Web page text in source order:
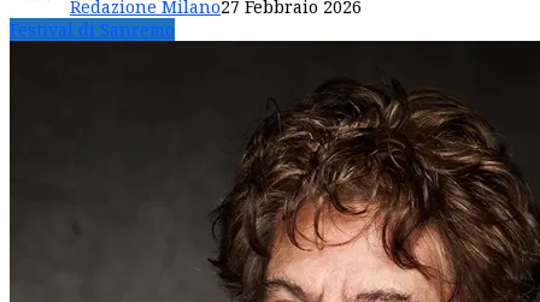
Redazione Milano27 Febbraio 2026
Festival di Sanremo